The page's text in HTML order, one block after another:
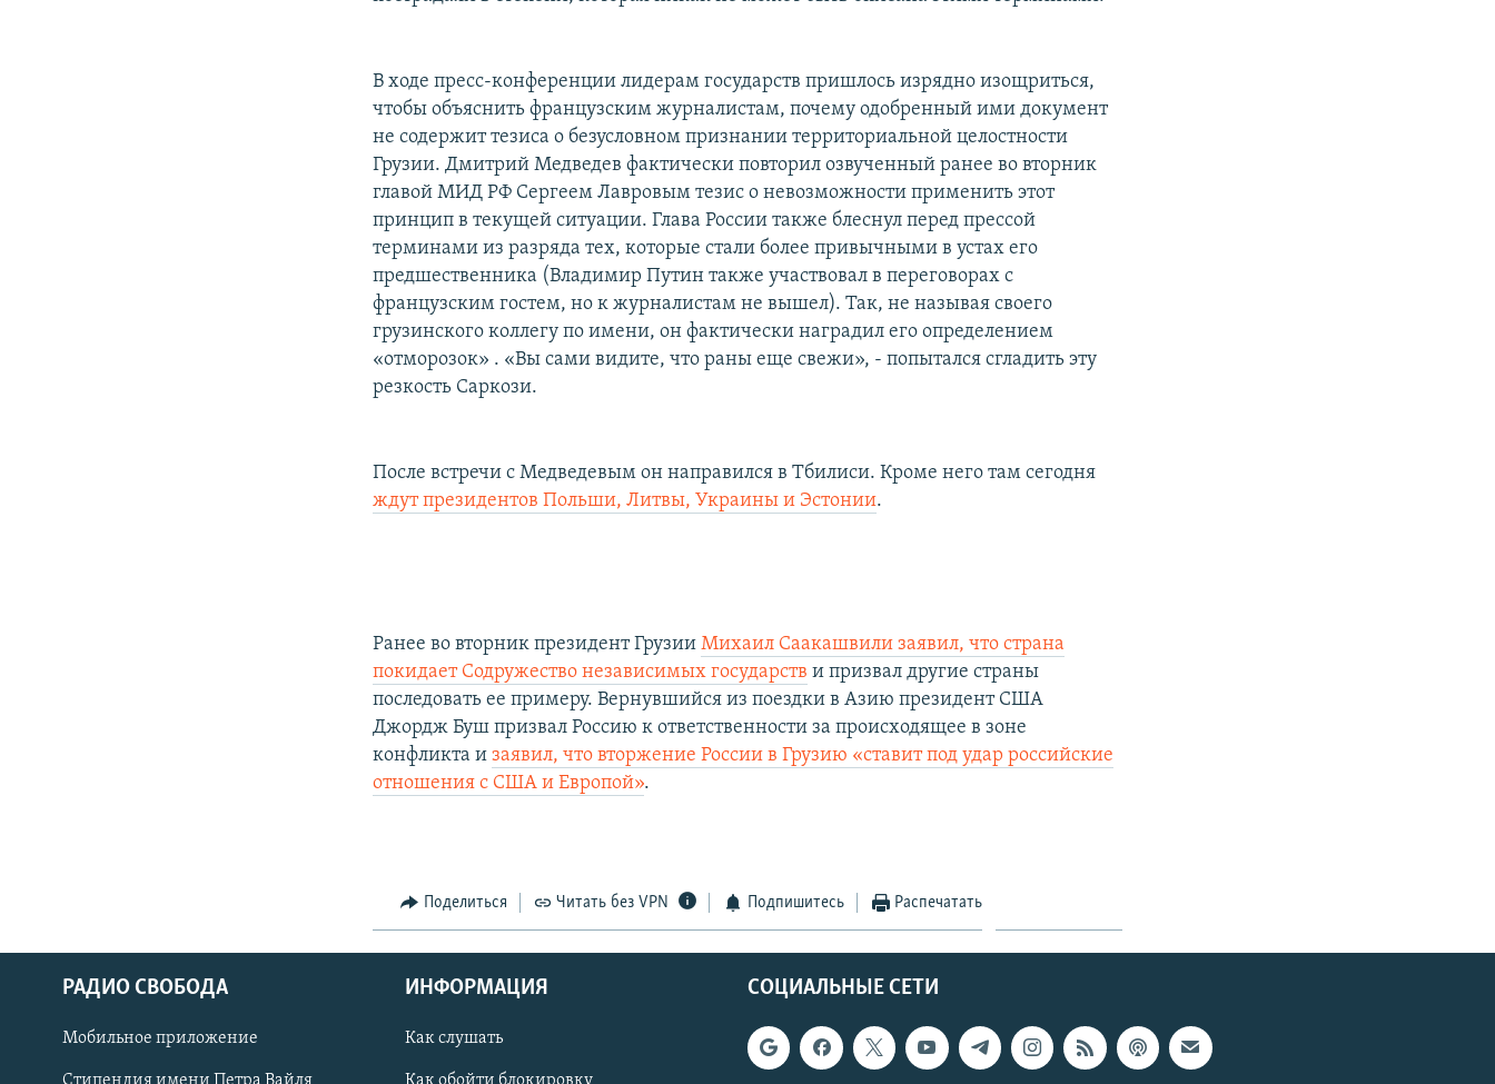
СОЦИАЛЬНЫЕ СЕТИ
В ходе пресс-конференции лидерам государств пришлось изрядно изощриться,
чтобы объяснить французским журналистам, почему одобренный ими документ
не содержит тезиса о безусловном признании территориальной целостности
Грузии. Дмитрий Медведев фактически повторил озвученный ранее во вторник
главой МИД РФ Сергеем Лавровым тезис о невозможности применить этот
принцип в текущей ситуации. Глава России также блеснул перед прессой
терминами из разряда тех, которые стали более привычными в устах его
предшественника (Владимир Путин также участвовал в переговорах с
французским гостем, но к журналистам не вышел). Так, не называя своего
грузинского коллегу по имени, он фактически наградил его определением
«отморозок» . «Вы сами видите, что раны еще свежи», - попытался сгладить эту
резкость Саркози.
После встречи с Медведевым он направился в Тбилиси. Кроме него там сегодня
ждут президентов Польши, Литвы, Украины и Эстонии.
Ранее во вторник президент ГрузииМихаил Саакашвили заявил, что страна
покидает Содружество независимых государств и призвал другие страны
последовать ее примеру. Вернувшийся из поездки в Азию президент США
Джордж Буш призвал Россию к ответственности за происходящее в зоне
конфликта изаявил, что вторжение России в Грузию «ставит под удар российские
отношения с США и Европой».
Поделиться Читать без VPN Подпишитесь Распечатать
СОЦИАЛЬНЫЕ СЕТИ
РАДИО СВОБОДА
Мобильное приложение
ИНФОРМАЦИЯ
Как слушать